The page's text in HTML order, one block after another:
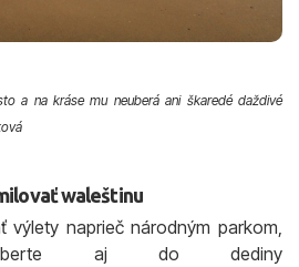
a na kráse mu neuberá ani škaredé daždivé
waleštinu
výlety naprieč národným parkom,
aj do dediny